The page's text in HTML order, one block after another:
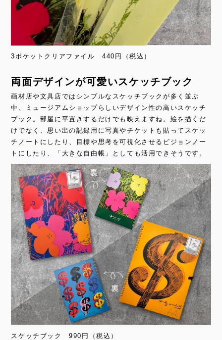
3ポケットクリアファイル 440円（税込）
両面デザインが可愛いスケッチブック
画材店や文具店ではシンプルなスケッチブックが多く並ぶ
中、ミュージアムショップらしいデザイン性の高いスケッチ
ブック。部屋に平置きするだけでも映えますね。絵を描くだ
けでなく、思い出の記録用に写真やチケットも貼ってスケッ
チノートにしたり、目標や思考を可視化させるビジョンノー
トにしたり、「大きな自由帳」としても活用できそうです。
スケッチブック 990円（税込）